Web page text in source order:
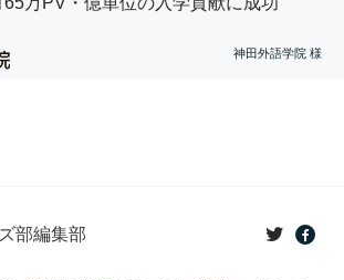
神田外語学院 様
部編集部